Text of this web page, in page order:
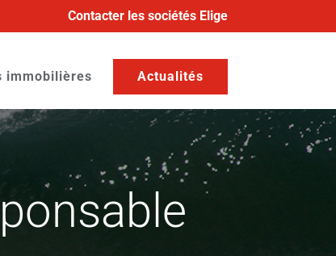
Contacter les sociétés Elige
immobilières Actualités